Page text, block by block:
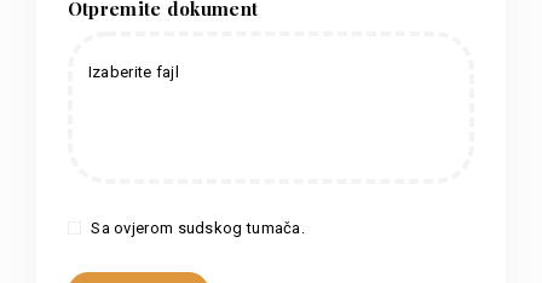
Otpremite dokument
Izaberite fajl
Sa ovjerom sudskog tumača.